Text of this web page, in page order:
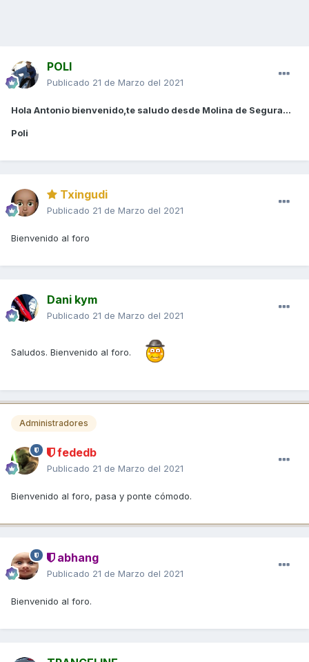
POLI
Publicado 21 de Marzo del 2021
Hola Antonio bienvenido,te saludo desde Molina de Segura...
Poli
Txingudi
Publicado 21 de Marzo del 2021
Bienvenido al foro
Dani kym
Publicado 21 de Marzo del 2021
Saludos. Bienvenido al foro.
Administradores
fededb
Publicado 21 de Marzo del 2021
Bienvenido al foro, pasa y ponte cómodo.
abhang
Publicado 21 de Marzo del 2021
Bienvenido al foro.